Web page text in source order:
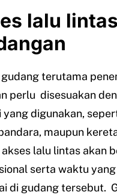
lalu
terutama
perlu disesuakan
digunakan,
maupun
akses lalu lintas akan
serta waktu
di gudang tersebut.